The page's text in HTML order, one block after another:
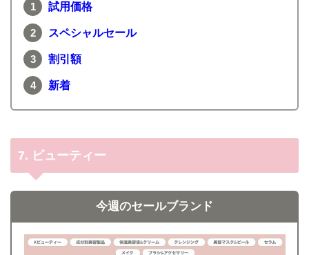
試用価格
スペシャルセール
割引額
新着
7. ビューティー
今週のセールブランド